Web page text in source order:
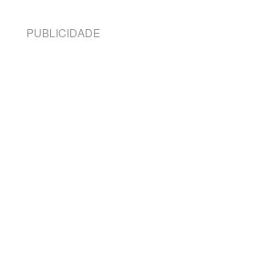
PUBLICIDADE